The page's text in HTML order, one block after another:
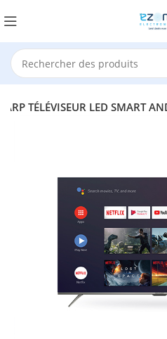
TÉLÉVISEUR LED SMART